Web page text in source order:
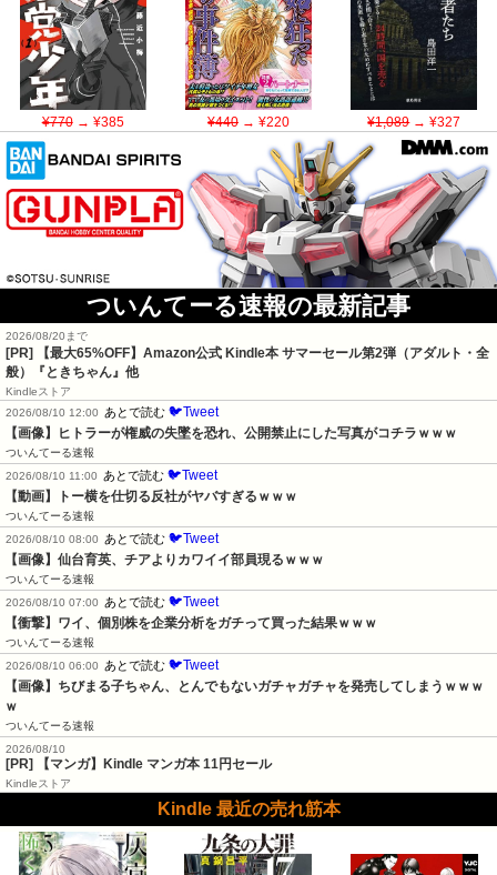
¥770→ ¥385 ¥440→ ¥220 ¥1,089→ ¥327
ついんてーる速報の最新記事
2026/08/20まで
[PR]
【最大65%OFF】Amazon公式 Kindle本 サマーセール第2弾（アダルト・全
般）『ときちゃん』他
Kindleストア
2026/08/10 12:00
あとで読む 🐦Tweet
【画像】ヒトラーが権威の失墜を恐れ、公開禁止にした写真がコチラｗｗｗ
ついんてーる速報
2026/08/10 11:00
あとで読む 🐦Tweet
【動画】トー横を仕切る反社がヤバすぎるｗｗｗ
ついんてーる速報
2026/08/10 08:00
あとで読む 🐦Tweet
【画像】仙台育英、チアよりカワイイ部員現るｗｗｗ
ついんてーる速報
2026/08/10 07:00
あとで読む 🐦Tweet
【衝撃】ワイ、個別株を企業分析をガチって買った結果ｗｗｗ
ついんてーる速報
2026/08/10 06:00
あとで読む 🐦Tweet
【画像】ちびまる子ちゃん、とんでもないガチャガチャを発売してしまうｗｗｗ
ｗ
ついんてーる速報
2026/08/10
[PR] 【マンガ】Kindle マンガ本 11円セール
Kindleストア
Kindle 最近の売れ筋本